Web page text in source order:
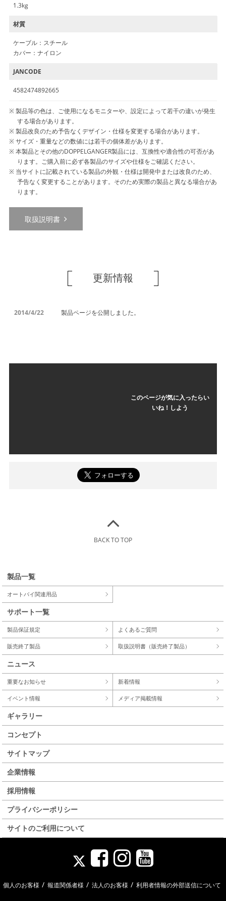
1.3kg
材質
ケーブル：スチール
カバー：ナイロン
JANCODE
4582474892665
製品等の色は、ご使用になるモニターや、設定によって若干の違いが発生
する場合があります。
製品改良のため予告なくデザイン・仕様を変更する場合があります。
サイズ・重量などの数値には若干の個体差があります。
本製品とその他のDOPPELGANGER製品には、互換性や適合性の可否があ
ります。ご購入前に必ず各製品のサイズや仕様をご確認ください。
当サイトに記載されている製品の外観・仕様は開発中または改良のため、
予告なく変更することがあります。そのため実際の製品と異なる場合があ
ります。
取扱説明書
更新情報
2014/4/22 製品ページを公開しました。
このページが気に入ったらい
いね！しよう
BACK TO TOP
製品一覧
オートバイ関連用品
サポート一覧
製品保証規定 よくあるご質問
販売終了製品 取扱説明書（販売終了製品）
ニュース
重要なお知らせ 新着情報
イベント情報 メディア掲載情報
ギャラリー
コンセプト
サイトマップ
企業情報
採用情報
プライバシーポリシー
サイトのご利用について
個人のお客様 / 報道関係者様 / 法人のお客様 / 利用者情報の外部送信について